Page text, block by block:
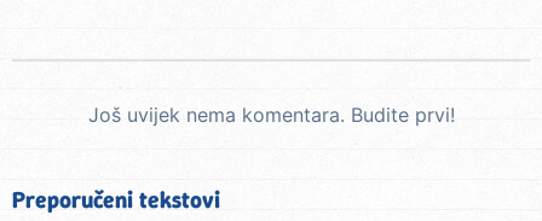
Još uvijek nema komentara. Budite prvi!
Preporučeni tekstovi